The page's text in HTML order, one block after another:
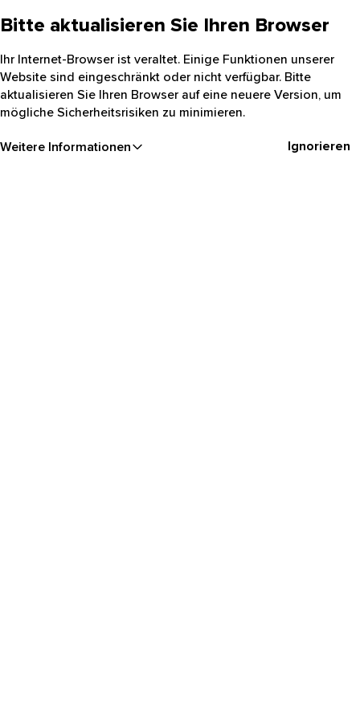
Bitte aktualisieren Sie Ihren Browser
Ihr Internet-Browser ist veraltet. Einige Funktionen unserer
Website sind eingeschränkt oder nicht verfügbar. Bitte
aktualisieren Sie Ihren Browser auf eine neuere Version, um
mögliche Sicherheitsrisiken zu minimieren.
Weitere Informationen Ignorieren